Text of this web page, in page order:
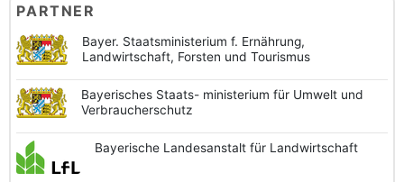
PARTNER
Bayer. Staatsministerium f. Ernährung,
Landwirtschaft, Forsten und Tourismus
Bayerisches Staats- ministerium für Umwelt und
Verbraucherschutz
Bayerische Landesanstaltfür Landwirtschaft